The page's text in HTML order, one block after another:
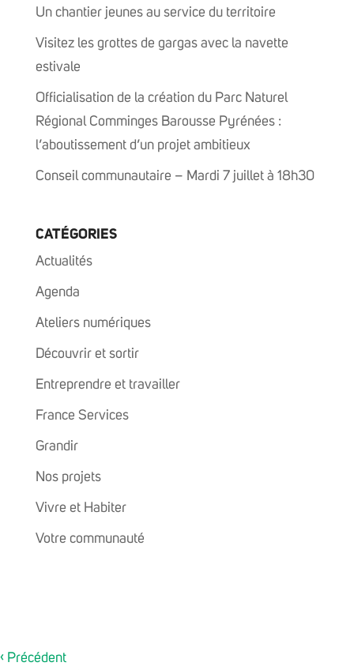
Un chantier jeunes au service du territoire
Visitez les grottes de gargas avec la navette
estivale
Officialisation de la création du Parc Naturel
Régional Comminges Barousse Pyrénées :
l’aboutissement d’un projet ambitieux
Conseil communautaire – Mardi 7 juillet à 18h30
CATÉGORIES
Actualités
Agenda
Ateliers numériques
Découvrir et sortir
Entreprendre et travailler
France Services
Grandir
Nos projets
Vivre et Habiter
Votre communauté
‹ Précédent